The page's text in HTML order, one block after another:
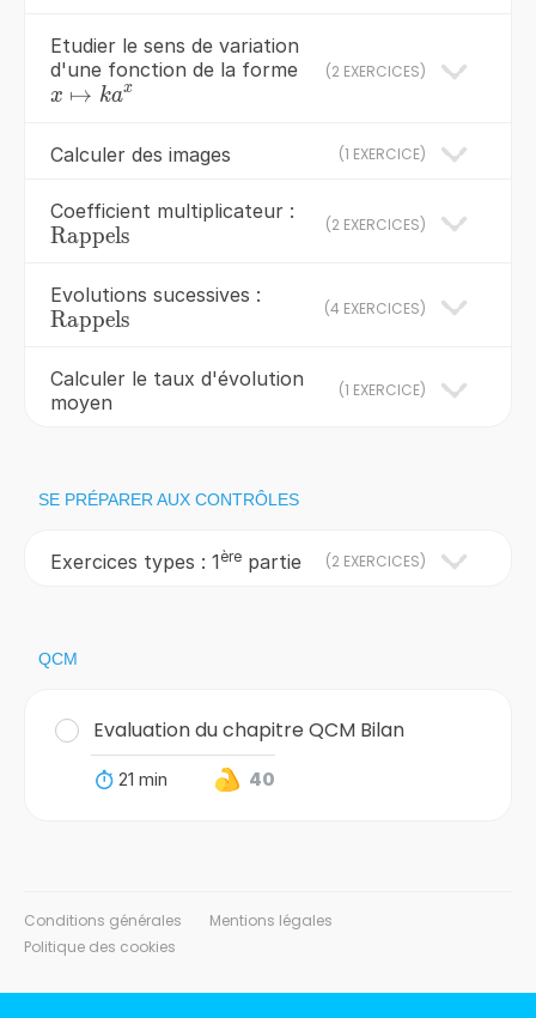
Etudier le sens de variation
d'une fonction de la forme
x\mapsto
x ↦ kax
(2 EXERCICES)
Calculer des images (1 EXERCICE)
Coefficient multiplicateur :
\red{\text{Rappels}}
Rappels (2 EXERCICES)
Evolutions sucessives :
\red{\text{Rappels}}
Rappels (4 EXERCICES)
Calculer le taux d'évolution
moyen
(1 EXERCICE)
SE PRÉPARER AUX CONTRÔLES
Exercices types : 1ère partie (2 EXERCICES)
QCM
Evaluation du chapitre QCM Bilan
21 min 40
Conditions générales
Mentions légales
Politique des cookies